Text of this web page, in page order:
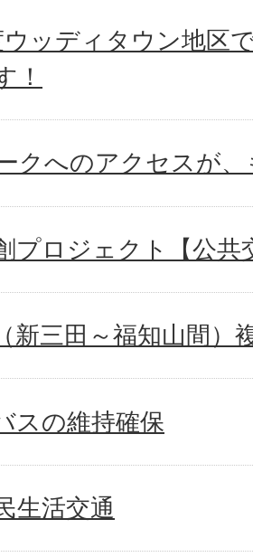
ッディタウン地区
！
クへのアクセスが
プロジェクト【公共
新三田～福知山間）
スの維持確保
生活交通